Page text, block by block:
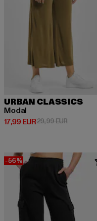
URBAN CLASSICS
Modal
17,99 EUR
Derzeitiger Preis: 17,99 EUR
29,99 EUR
-56%